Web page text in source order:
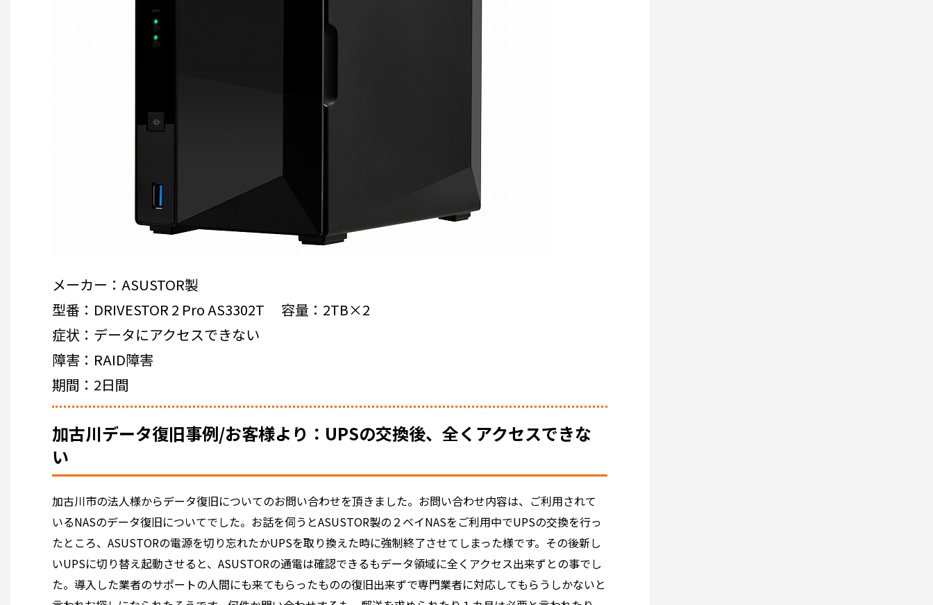
メーカー：ASUSTOR製
型番：DRIVESTOR 2 Pro AS3302T 容量：2TB×2
症状：データにアクセスできない
障害：RAID障害
期間：2日間
加古川データ復旧事例/お客様より：UPSの交換後、全くアクセスできな
い
加古川市の法人様からデータ復旧についてのお問い合わせを頂きました。お問い合わせ内容は、ご利用されて
いるNASのデータ復旧についてでした。お話を伺うとASUSTOR製の２ベイNASをご利用中でUPSの交換を行っ
たところ、ASUSTORの電源を切り忘れたかUPSを取り換えた時に強制終了させてしまった様です。その後新し
いUPSに切り替え起動させると、ASUSTORの通電は確認できるもデータ領域に全くアクセス出来ずとの事でし
た。導入した業者のサポートの人間にも来てもらったものの復旧出来ずで専門業者に対応してもらうしかないと